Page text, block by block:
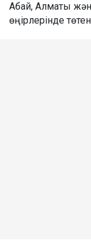
Абай, Алматы
өңірлерінде